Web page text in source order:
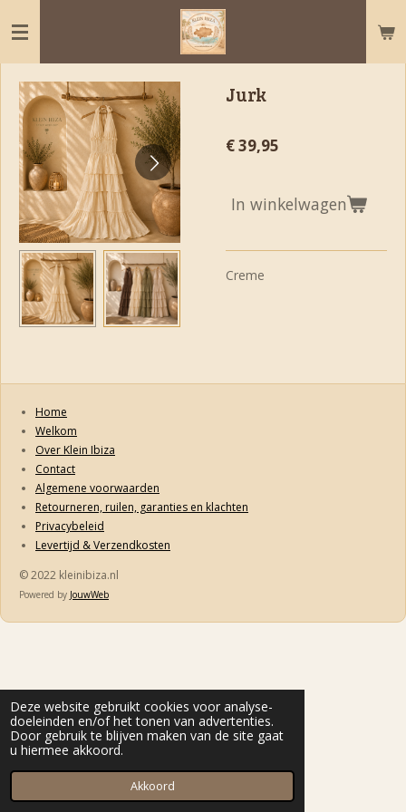
Deze website gebruikt cookies voor analyse-
doeleinden en/of het tonen van advertenties.
Door gebruik te blijven maken van de site gaat
u hiermee akkoord.
Akkoord
direct
naar
de
hoofdinhoud
Jurk
€ 39,95
In winkelwagen
Creme
Home
Welkom
Over Klein Ibiza
Contact
Algemene voorwaarden
Retourneren, ruilen, garanties en klachten
Privacybeleid
Levertijd & Verzendkosten
© 2022 kleinibiza.nl
Powered by JouwWeb